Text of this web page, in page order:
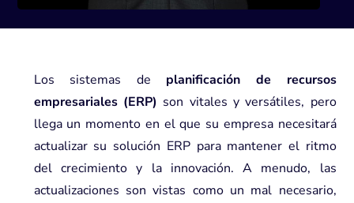
Los sistemas de planificación de recursos
empresariales (ERP) son vitales y versátiles, pero
llega un momento en el que su empresa necesitará
actualizar su solución ERP para mantener el ritmo
del crecimiento y la innovación. A menudo, las
actualizaciones son vistas como un mal necesario,